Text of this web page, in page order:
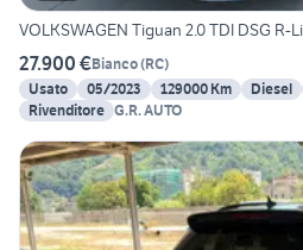
VOLKSWAGEN Tiguan 2.0 TDI DSG R-
27.900 €Bianco(RC)
Usato
05/2023 129000 Km Diesel
Rivenditore G.R. AUTO